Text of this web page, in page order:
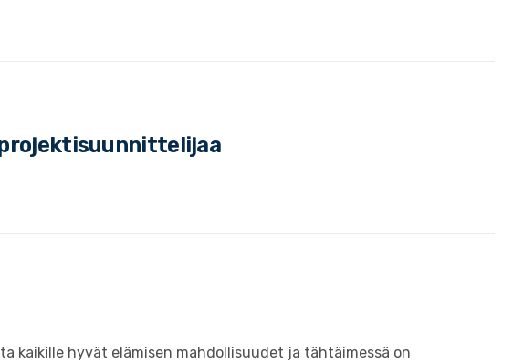
kaikille hyvät elämisen mahdollisuudet ja tähtäimessä on